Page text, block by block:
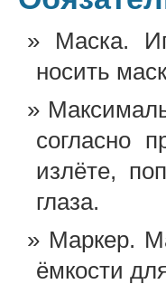
Маска.
носить
согласно
излёте,
глаза.
Маркер.
ёмкости